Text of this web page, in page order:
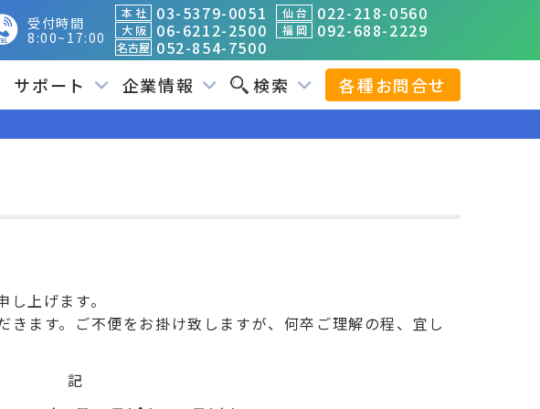
受付時間
8:00~17:00
本 社 03-5379-0051 仙 台 022-218-0560
大 阪 06-6212-2500 福 岡 092-688-2229
名古屋 052-854-7500
サポート 企業情報 検索 各種お問合せ
上げます。
ます。ご不便をお掛け致しますが、何卒ご理解の程、宜し
記